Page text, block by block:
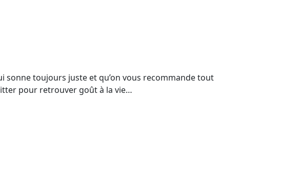
sonne toujours juste et qu’on vous recommande tout
pour retrouver goût à la vie…